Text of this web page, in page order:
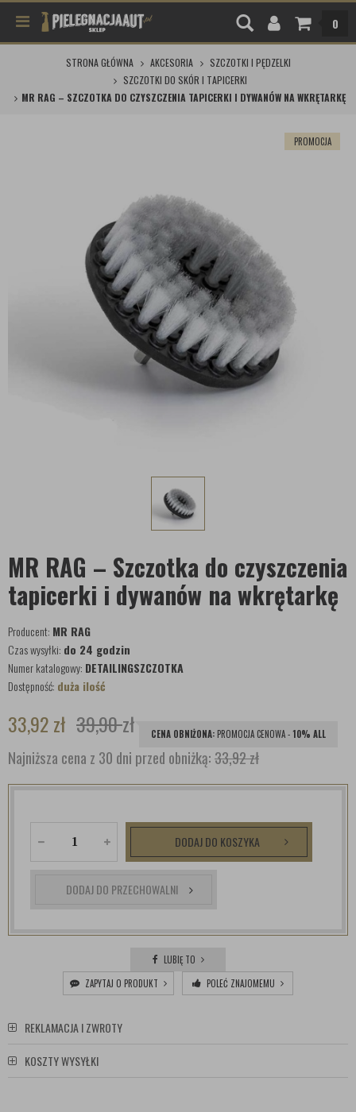
0
STRONA GŁÓWNA AKCESORIA
SZCZOTKI I PĘDZELKI
SZCZOTKI DO SKÓR I TAPICERKI
MR RAG – SZCZOTKA DO CZYSZCZENIA TAPICERKI I DYWANÓW NA WKRĘTARKĘ
PROMOCJA
MR RAG – Szczotka do czyszczenia
tapicerki i dywanów na wkrętarkę
Producent: MR RAG
Czas wysyłki: do 24 godzin
Numer katalogowy: DETAILINGSZCZOTKA
Dostępność: duża ilość
33,92zł 39,90zł CENA OBNIŻONA: PROMOCJA CENOWA -10% ALL
Najniższa cena z 30 dni przed obniżką:33,92 zł
DODAJ DO KOSZYKA
DODAJ DO PRZECHOWALNI
LUBIĘ TO
ZAPYTAJ O PRODUKT
POLEĆ ZNAJOMEMU
REKLAMACJA I ZWROTY
KOSZTY WYSYŁKI